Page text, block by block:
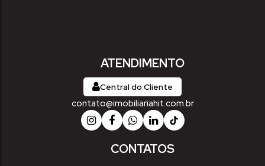
ATENDIMENTO
Central do Cliente
contato@imobiliariahit.com.br
CONTATOS